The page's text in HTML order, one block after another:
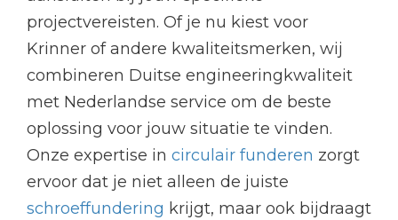
projectvereisten. Of je nu kiest voor
Krinner of andere kwaliteitsmerken, wij
combineren Duitse engineeringkwaliteit
met Nederlandse service om de beste
oplossing voor jouw situatie te vinden.
Onze expertise in circulair funderen zorgt
ervoor dat je niet alleen de juiste
schroeffundering krijgt, maar ook bijdraagt